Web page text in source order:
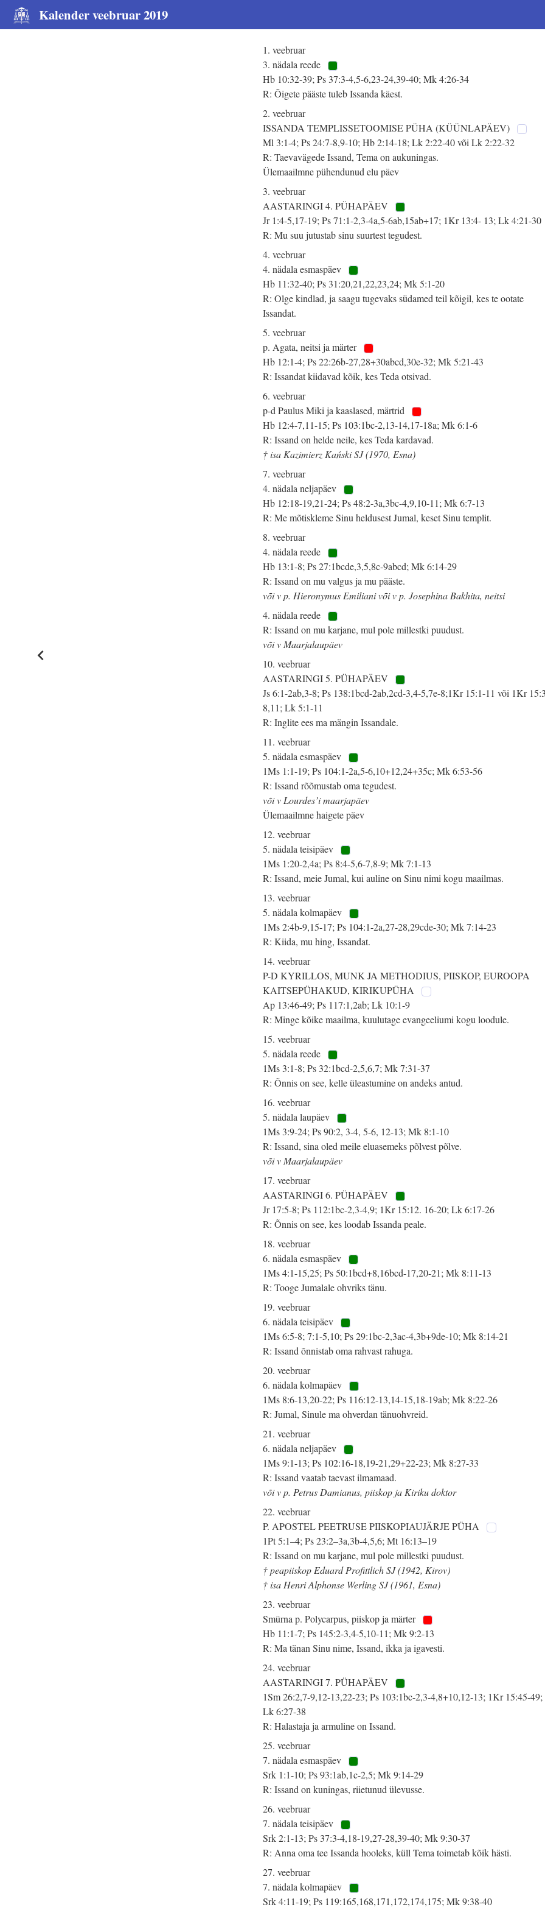
Kalender veebruar 2019
1. veebruar
3. nädala reede
Hb 10:32-39; Ps 37:3-4,5-6,23-24,39-40; Mk 4:26-34
R: Õigete pääste tuleb Issanda käest.
2. veebruar
ISSANDA TEMPLISSETOOMISE PÜHA (KÜÜNLAPÄEV)
Ml 3:1-4; Ps 24:7-8,9-10; Hb 2:14-18; Lk 2:22-40 või Lk 2:22-32
R: Taevavägede Issand, Tema on aukuningas.
Ülemaailmne pühendunud elu päev
3. veebruar
AASTARINGI 4. PÜHAPÄEV
Jr 1:4-5,17-19; Ps 71:1-2,3-4a,5-6ab,15ab+17; 1Kr 13:4- 13; Lk 4:21-30
R: Mu suu jutustab sinu suurtest tegudest.
4. veebruar
4. nädala esmaspäev
Hb 11:32-40; Ps 31:20,21,22,23,24; Mk 5:1-20
R: Olge kindlad, ja saagu tugevaks südamed teil kõigil, kes te ootate
Issandat.
5. veebruar
p. Agata, neitsi ja märter
Hb 12:1-4; Ps 22:26b-27,28+30abcd,30e-32; Mk 5:21-43
R: Issandat kiidavad kõik, kes Teda otsivad.
6. veebruar
p-d Paulus Miki ja kaaslased, märtrid
Hb 12:4-7,11-15; Ps 103:1bc-2,13-14,17-18a; Mk 6:1-6
R: Issand on helde neile, kes Teda kardavad.
† isa Kazimierz Kański SJ (1970, Esna)
7. veebruar
4. nädala neljapäev
Hb 12:18-19,21-24; Ps 48:2-3a,3bc-4,9,10-11; Mk 6:7-13
R: Me mõtiskleme Sinu heldusest Jumal, keset Sinu templit.
8. veebruar
4. nädala reede
Hb 13:1-8; Ps 27:1bcde,3,5,8c-9abcd; Mk 6:14-29
R: Issand on mu valgus ja mu pääste.
või v p. Hieronymus Emiliani või v p. Josephina Bakhita, neitsi
4. nädala reede
R: Issand on mu karjane, mul pole millestki puudust.
või v Maarjalaupäev
10. veebruar
AASTARINGI 5. PÜHAPÄEV
Js 6:1-2ab,3-8; Ps 138:1bcd-2ab,2cd-3,4-5,7e-8;1Kr 15:1-11 või 1Kr
8,11; Lk 5:1-11
R: Inglite ees ma mängin Issandale.
11. veebruar
5. nädala esmaspäev
1Ms 1:1-19; Ps 104:1-2a,5-6,10+12,24+35c; Mk 6:53-56
R: Issand rõõmustab oma tegudest.
või v Lourdes’i maarjapäev
Ülemaailmne haigete päev
12. veebruar
5. nädala teisipäev
1Ms 1:20-2,4a; Ps 8:4-5,6-7,8-9; Mk 7:1-13
R: Issand, meie Jumal, kui auline on Sinu nimi kogu maailmas.
13. veebruar
5. nädala kolmapäev
1Ms 2:4b-9,15-17; Ps 104:1-2a,27-28,29cde-30; Mk 7:14-23
R: Kiida, mu hing, Issandat.
14. veebruar
P-D KYRILLOS, MUNK JA METHODIUS, PIISKOP, EUROOPA
KAITSEPÜHAKUD, KIRIKUPÜHA
Ap 13:46-49; Ps 117:1,2ab; Lk 10:1-9
R: Minge kõike maailma, kuulutage evangeeliumi kogu loodule.
15. veebruar
5. nädala reede
1Ms 3:1-8; Ps 32:1bcd-2,5,6,7; Mk 7:31-37
R: Õnnis on see, kelle üleastumine on andeks antud.
16. veebruar
5. nädala laupäev
1Ms 3:9-24; Ps 90:2, 3-4, 5-6, 12-13; Mk 8:1-10
R: Issand, sina oled meile eluasemeks põlvest põlve.
või v Maarjalaupäev
17. veebruar
AASTARINGI 6. PÜHAPÄEV
Jr 17:5-8; Ps 112:1bc-2,3-4,9; 1Kr 15:12. 16-20; Lk 6:17-26
R: Õnnis on see, kes loodab Issanda peale.
18. veebruar
6. nädala esmaspäev
1Ms 4:1-15,25; Ps 50:1bcd+8,16bcd-17,20-21; Mk 8:11-13
R: Tooge Jumalale ohvriks tänu.
19. veebruar
6. nädala teisipäev
1Ms 6:5-8; 7:1-5,10; Ps 29:1bc-2,3ac-4,3b+9de-10; Mk 8:14-21
R: Issand õnnistab oma rahvast rahuga.
20. veebruar
6. nädala kolmapäev
1Ms 8:6-13,20-22; Ps 116:12-13,14-15,18-19ab; Mk 8:22-26
R: Jumal, Sinule ma ohverdan tänuohvreid.
21. veebruar
6. nädala neljapäev
1Ms 9:1-13; Ps 102:16-18,19-21,29+22-23; Mk 8:27-33
R: Issand vaatab taevast ilmamaad.
või v p. Petrus Damianus, piiskop ja Kiriku doktor
22. veebruar
P. APOSTEL PEETRUSE PIISKOPIAUJÄRJE PÜHA
1Pt 5:1–4; Ps 23:2–3a,3b-4,5,6; Mt 16:13–19
R: Issand on mu karjane, mul pole millestki puudust.
† peapiiskop Eduard Profittlich SJ (1942, Kirov)
† isa Henri Alphonse Werling SJ (1961, Esna)
23. veebruar
Smürna p. Polycarpus, piiskop ja märter
Hb 11:1-7; Ps 145:2-3,4-5,10-11; Mk 9:2-13
R: Ma tänan Sinu nime, Issand, ikka ja igavesti.
24. veebruar
AASTARINGI 7. PÜHAPÄEV
1Sm 26:2,7-9,12-13,22-23; Ps 103:1bc-2,3-4,8+10,12-13; 1Kr 15:45-49;
Lk 6:27-38
R: Halastaja ja armuline on Issand.
25. veebruar
7. nädala esmaspäev
Srk 1:1-10; Ps 93:1ab,1c-2,5; Mk 9:14-29
R: Issand on kuningas, riietunud ülevusse.
26. veebruar
7. nädala teisipäev
Srk 2:1-13; Ps 37:3-4,18-19,27-28,39-40; Mk 9:30-37
R: Anna oma tee Issanda hooleks, küll Tema toimetab kõik hästi.
27. veebruar
7. nädala kolmapäev
Srk 4:11-19; Ps 119:165,168,171,172,174,175; Mk 9:38-40